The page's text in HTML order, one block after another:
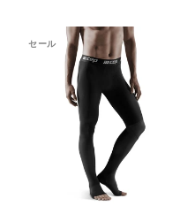
セール